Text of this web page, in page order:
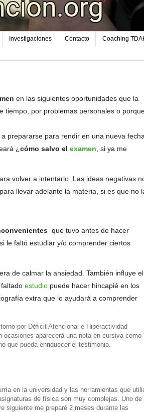
Investigaciones Contacto Coaching
en las siguientes oportunidades que la
tiempo, por problemas personales o
prepararse para rendir en una nueva fecha
¿cómo salvo el examen , si ya me
volver a intentarlo. Las ideas negativas
llevar adelante la materia, si es que no
que tuvo antes de hacer
le faltó estudiar y/o comprender ciertos
de calmar la ansiedad. También influye el
estudio puede hacer hincapié en los
extra que lo ayudará a comprender
por Déficit Atencional e Hiperactividad
aparecerá una nota en cursiva como
que pueda enriquecer el testimonio.
en la universidad y las herramientas que
de física son muy complejas. Uno de
me preparé 2 meses durante las